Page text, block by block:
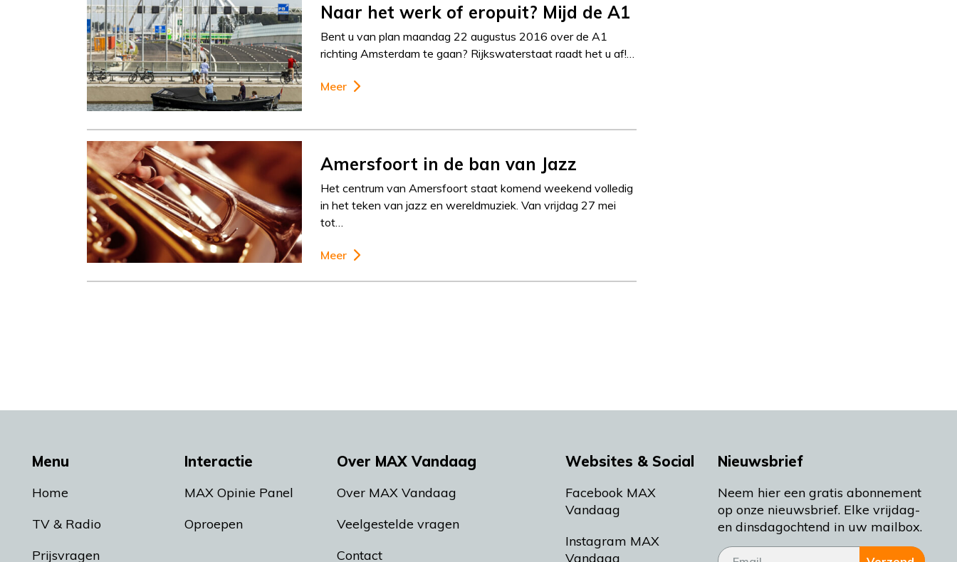
Naar het werk of eropuit? Mijd de A1
Bent u van plan maandag 22 augustus 2016 over de A1
richting Amsterdam te gaan? Rijkswaterstaat raadt het u af!…
Meer
Amersfoort in de ban van Jazz
Het centrum van Amersfoort staat komend weekend volledig
in het teken van jazz en wereldmuziek. Van vrijdag 27 mei
tot…
Meer
Menu
Home
TV & Radio
Prijsvragen
Interactie
MAX Opinie Panel
Oproepen
Over MAX Vandaag
Over MAX Vandaag
Veelgestelde vragen
Contact
Websites & Social
Facebook MAX
Vandaag
Instagram MAX
Vandaag
Nieuwsbrief
Neem hier een gratis abonnement
op onze nieuwsbrief. Elke vrijdag-
en dinsdagochtend in uw mailbox.